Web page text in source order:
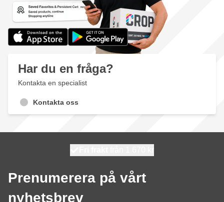
Har du en fråga?
Kontakta en specialist
Kontakta oss
Prenumerera på vårt
nyhetsbrev